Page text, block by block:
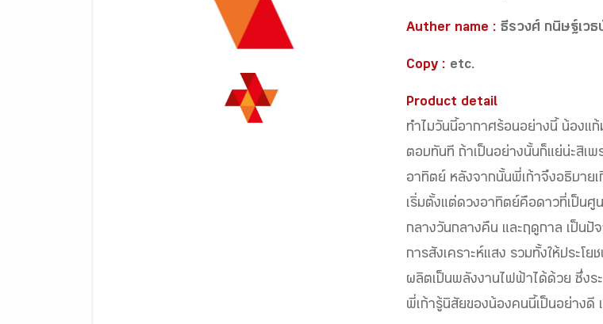
Auther name : ธีรวงศ์ กนิษฐ์เวธ
Copy : etc.
Product detail
ทำไมวันนี้อากาศร้อนอย่างนี้ น้องแ
ตอบทันที ถ้าเป็นอย่างนั้นก็แย่น่ะสิเ
อาทิตย์ หลังจากนั้นพี่เก้าจึงอธิบาย
เริ่มตั้งแต่ดวงอาทิตย์คือดาวที่เป็นศู
กลางวันกลางคืน และฤดูกาล เป็นปั
การสังเคราะห์แสง รวมทั้งให้ประโ
ผลิตเป็นพลังงานไฟฟ้าได้ด้วย ซึ่งร
พี่เก้ารู้นิสัยของน้องคนนี้เป็นอย่างดี